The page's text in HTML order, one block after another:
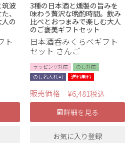
筑波
、
の
ト
3種の日本酒と燻製の旨みを
味わう贅沢な晩酌時間。飲み
比べとおつまみで楽しむ大人
のご褒美ギフトセット
日本酒呑みくらべギフト
セット さんご
ラッピング対応
のし対応
のし名入れ可
送料無料
販売価格 ¥6,481税込
詳細を見る
お気に入り登録